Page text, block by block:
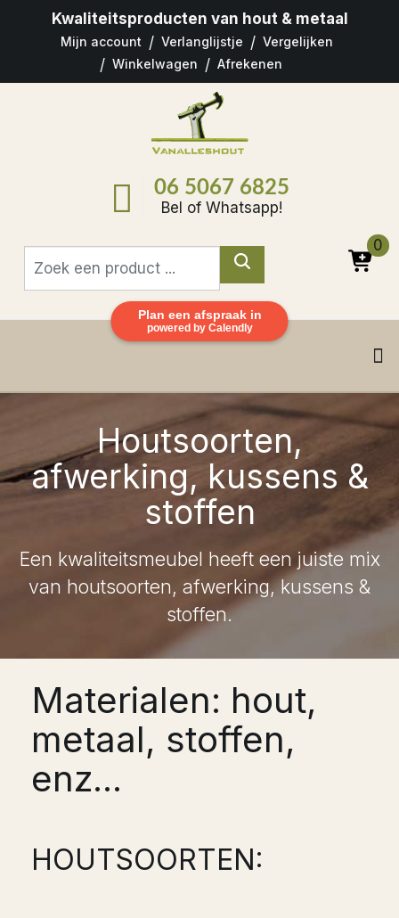
Plan een afspraak in
powered by Calendly
Kwaliteitsproducten van hout & metaal
Mijn account Verlanglijstje
Vergelijken
Winkelwagen
Afrekenen
06 5067 6825
Bel of Whatsapp!
0
Houtsoorten,
afwerking, kussens &
stoffen
Een kwaliteitsmeubel heeft een juiste mix
van houtsoorten, afwerking, kussens &
stoffen.
Materialen: hout,
metaal, stoffen,
enz...
HOUTSOORTEN: